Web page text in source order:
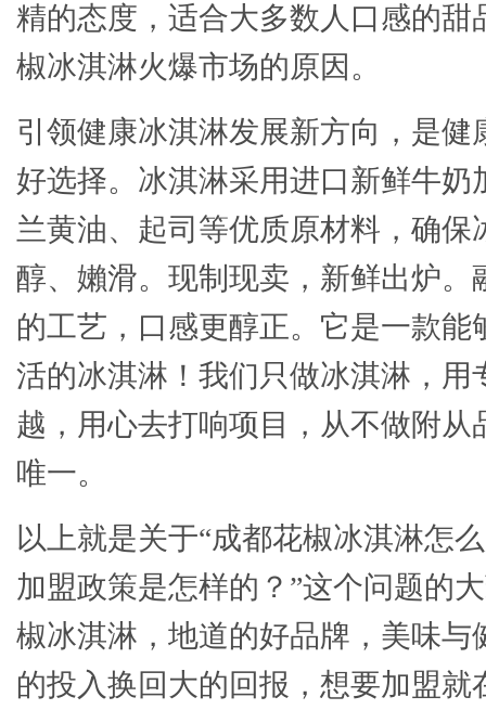
精的态度，适合大多数人口感的甜
椒冰淇淋火爆市场的原因。
引领健康冰淇淋发展新方向，是健
好选择。冰淇淋采用进口新鲜牛奶
兰黄油、起司等优质原材料，确保
醇、嬾滑。现制现卖，新鲜出炉。
的工艺，口感更醇正。它是一款能
活的冰淇淋！我们只做冰淇淋，用
越，用心去打响项目，从不做附从
唯一。
以上就是关于“成都花椒冰淇淋怎
加盟政策是怎样的？”这个问题的
椒冰淇淋，地道的好品牌，美味与
的投入换回大的回报，想要加盟就